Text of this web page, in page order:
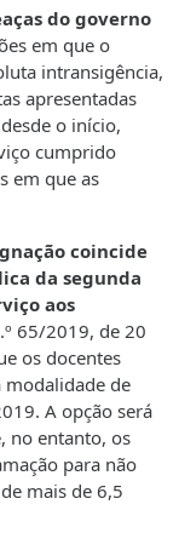
do governo
em que o
intransigência,
apresentadas
o início,
cumprido
em que as
coincide
da segunda
aos
65/2019, de 20
os docentes
modalidade de
A opção será
no entanto, os
para não
mais de 6,5